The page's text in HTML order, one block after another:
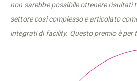
non sarebbe possibile ottenere risultati
settore così complesso e articolato
integrati di facility. Questo premio è per